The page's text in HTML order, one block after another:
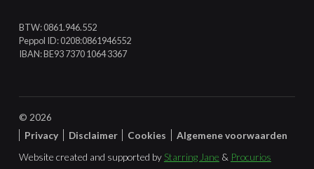
BTW: 0861.946.552
Peppol ID: 0208:0861946552
IBAN: BE93 7370 1064 3367
© 2026
Privacy
Disclaimer Cookies
Algemene voorwaarden
Website created and supported by Starring Jane & Procurios